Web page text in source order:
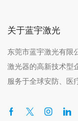
关于蓝宇激光
东莞市蓝宇激光有限
激光器的高新技术型
服务于全球安防、医